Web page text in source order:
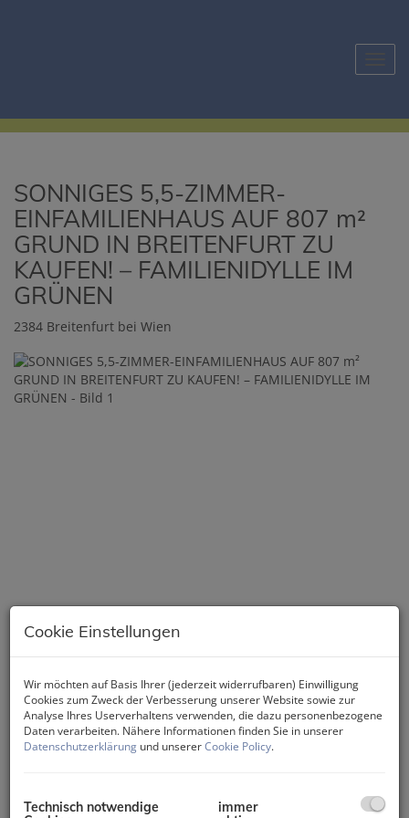
SONNIGES 5,5-ZIMMER-
EINFAMILIENHAUS AUF 807 m²
GRUND IN BREITENFURT ZU
KAUFEN! – FAMILIENIDYLLE IM
GRÜNEN
2384 Breitenfurt bei Wien
Beschreibung
Cookie Einstellungen
Wir möchten auf Basis Ihrer (jederzeit widerrufbaren) Einwilligung
Cookies zum Zweck der Verbesserung unserer Website sowie zur
Analyse Ihres Userverhaltens verwenden, die dazu personenbezogene
Daten verarbeiten. Nähere Informationen finden Sie in unserer
Datenschutzerklärung und unsererCookie Policy.
Technisch notwendige
immer